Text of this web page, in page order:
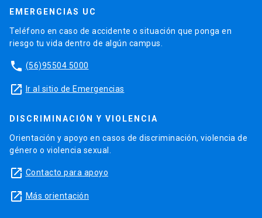
EMERGENCIAS UC
Teléfono en caso de accidente o situación que ponga en
riesgo tu vida dentro de algún campus.
phone (56)95504 5000
launch Ir al sitio de Emergencias
DISCRIMINACIÓN Y VIOLENCIA
Orientación y apoyo en casos de discriminación, violencia de
género o violencia sexual.
launch Contacto para apoyo
launch Más orientación